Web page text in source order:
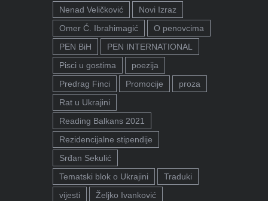
Nenad Veličković
Novi Izraz
Omer Ć. Ibrahimagić
O penovcima
PEN BiH
PEN INTERNATIONAL
Pisci u gostima
poezija
Predrag Finci
Promocije
proza
Rat u Ukrajini
Reading Balkans 2021
Rezidencijalne stipendije
Srđan Sekulić
Tematski blok o Ukrajini
Traduki
vijesti
Željko Ivanković